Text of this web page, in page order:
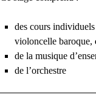
des cours
violoncelle baroque,
de la musique
de l’orchestre